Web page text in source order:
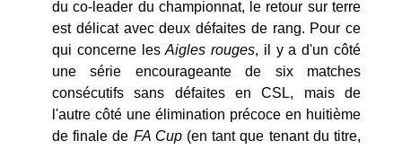
du co-leader du championnat, le retour sur terre
est délicat avec deux défaites de rang. Pour ce
qui concerne lesAigles rouges, il y a d'un côté
une série encourageante de six matches
consécutifs sans défaites en CSL, mais de
l'autre côté une élimination précoce en huitième
de finale de FA Cup(en tant que tenant du titre,